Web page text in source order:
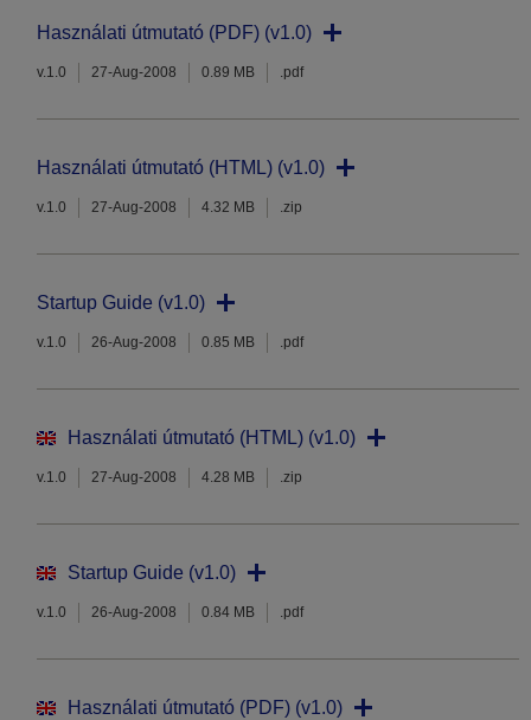
Használati útmutató (PDF) (v1.0)
v.1.0 27-Aug-2008 0.89 MB .pdf
Használati útmutató (HTML) (v1.0)
v.1.0 27-Aug-2008 4.32 MB .zip
Startup Guide (v1.0)
v.1.0 26-Aug-2008 0.85 MB .pdf
Használati útmutató (HTML) (v1.0)
v.1.0 27-Aug-2008 4.28 MB .zip
Startup Guide (v1.0)
v.1.0 26-Aug-2008 0.84 MB .pdf
Használati útmutató (PDF) (v1.0)